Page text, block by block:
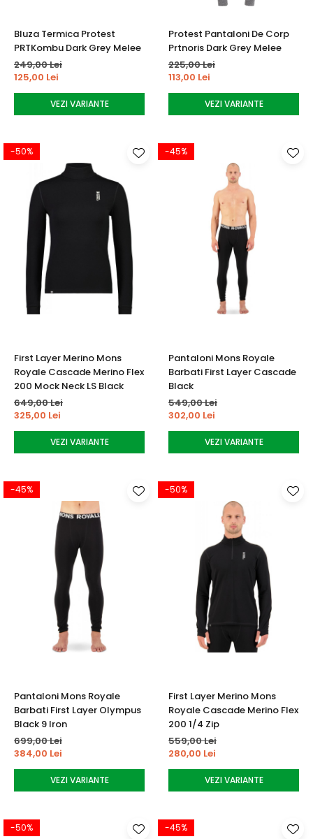
Bluza Termica Protest
PRTKombu Dark Grey Melee
249,00 Lei
125,00 Lei
VEZI VARIANTE
Protest Pantaloni De Corp
Prtnoris Dark Grey Melee
225,00 Lei
113,00 Lei
VEZI VARIANTE
-50%
First Layer Merino Mons
Royale Cascade Merino Flex
200 Mock Neck LS Black
649,00 Lei
325,00 Lei
VEZI VARIANTE
-45%
Pantaloni Mons Royale
Barbati First Layer Cascade
Black
549,00 Lei
302,00 Lei
VEZI VARIANTE
-45%
Pantaloni Mons Royale
Barbati First Layer Olympus
Black 9 Iron
699,00 Lei
384,00 Lei
VEZI VARIANTE
-50%
First Layer Merino Mons
Royale Cascade Merino Flex
200 1/4 Zip
559,00 Lei
280,00 Lei
VEZI VARIANTE
-50% -45%